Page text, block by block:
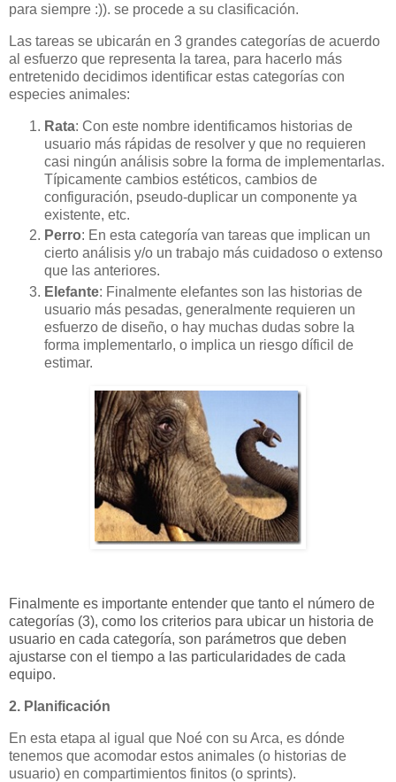
para siempre :)). se procede a su clasificación.
Las tareas se ubicarán en 3 grandes categorías de acuerdo
al esfuerzo que representa la tarea, para hacerlo más
entretenido decidimos identificar estas categorías con
especies animales:
Rata: Con este nombre identificamos historias de
usuario más rápidas de resolver y que no requieren
casi ningún análisis sobre la forma de implementarlas.
Típicamente cambios estéticos, cambios de
configuración, pseudo-duplicar un componente ya
existente, etc.
Perro: En esta categoría van tareas que implican un
cierto análisis y/o un trabajo más cuidadoso o extenso
que las anteriores.
Elefante: Finalmente elefantes son las historias de
usuario más pesadas, generalmente requieren un
esfuerzo de diseño, o hay muchas dudas sobre la
forma implementarlo, o implica un riesgo díficil de
estimar.
Finalmente es importante entender que tanto el número de
categorías (3), como los criterios para ubicar un historia de
usuario en cada categoría, son parámetros que deben
ajustarse con el tiempo a las particularidades de cada
equipo.
2. Planificación
En esta etapa al igual que Noé con su Arca, es dónde
tenemos que acomodar estos animales (o historias de
usuario) en compartimientos finitos (o sprints).